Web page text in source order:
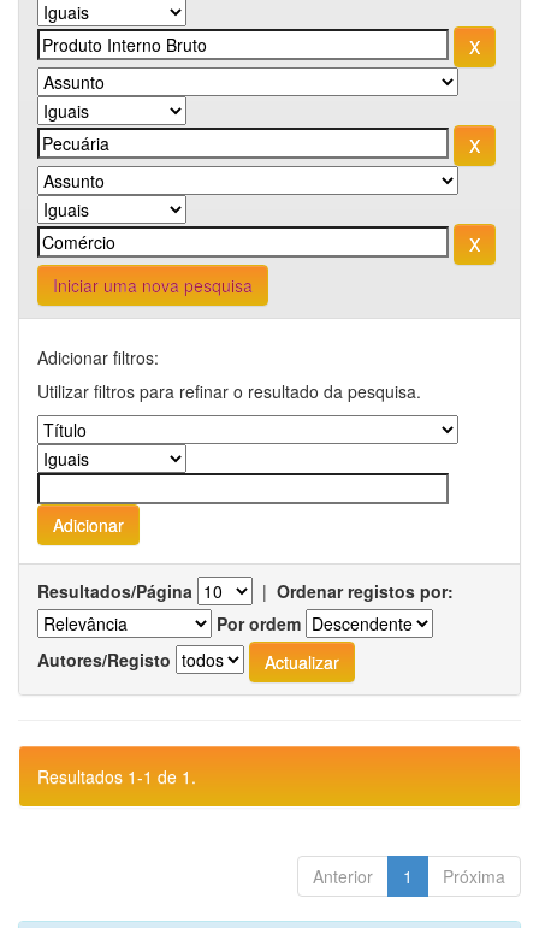
Iniciar uma nova pesquisa
Adicionar filtros:
Utilizar filtros para refinar o resultado da pesquisa.
Resultados/Página | Ordenar registos por:
Por ordem
Autores/Registo
Resultados 1-1 de 1.
Anterior 1 Próxima